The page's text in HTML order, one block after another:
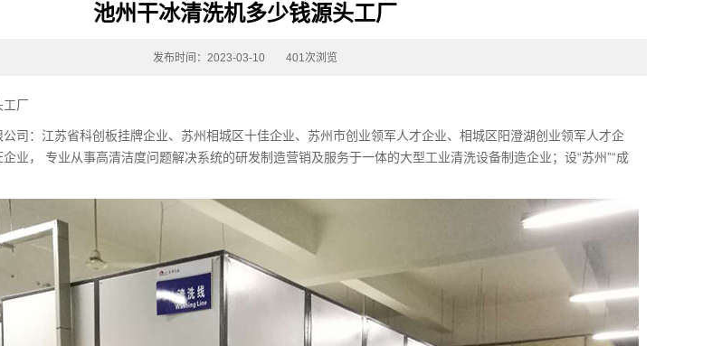
池州干冰清洗机多少钱源头工厂
发布时间：2023-03-10 401次浏览
工厂
司：江苏省科创板挂牌企业、苏州相城区十佳企业、苏州市创业领军人才企业、相城区阳澄湖创业领军人才企
业， 专业从事高清洁度问题解决系统的研发制造营销及服务于一体的大型工业清洗设备制造企业；设“苏州”“成